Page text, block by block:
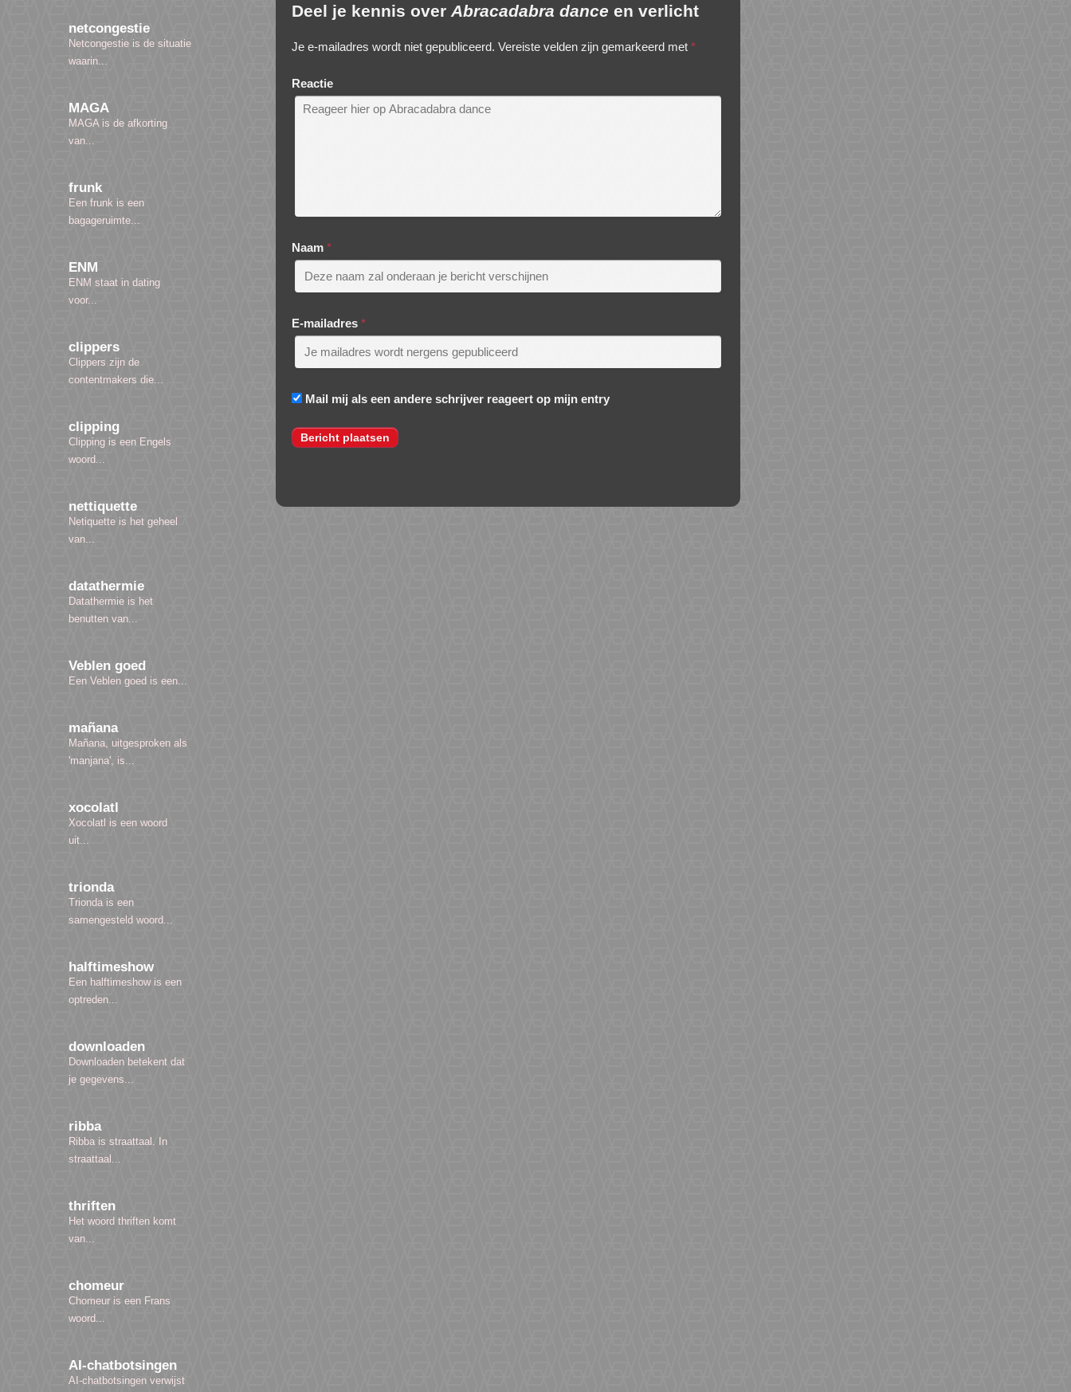
netcongestie
Netcongestie is de situatie
waarin...
MAGA
MAGA is de afkorting
van...
frunk
Een frunk is een
bagageruimte...
ENM
ENM staat in dating
voor...
clippers
Clippers zijn de
contentmakers die...
clipping
Clipping is een Engels
woord...
nettiquette
Netiquette is het geheel
van...
datathermie
Datathermie is het
benutten van...
Veblen goed
Een Veblen goed is een...
mañana
Mañana, uitgesproken als
'manjana', is...
xocolatl
Xocolatl is een woord
uit...
trionda
Trionda is een
samengesteld woord...
halftimeshow
Een halftimeshow is een
optreden...
downloaden
Downloaden betekent dat
je gegevens...
ribba
Ribba is straattaal. In
straattaal...
thriften
Het woord thriften komt
van...
chomeur
Chomeur is een Frans
woord...
AI-chatbotsingen
AI-chatbotsingen verwijst
Deel je kennis over Abracadabra dance en verlicht
Je e-mailadres wordt niet gepubliceerd. Vereiste velden zijn gemarkeerd met *
Reactie
Naam *
E-mailadres *
Mail mij als een andere schrijver reageert op mijn entry